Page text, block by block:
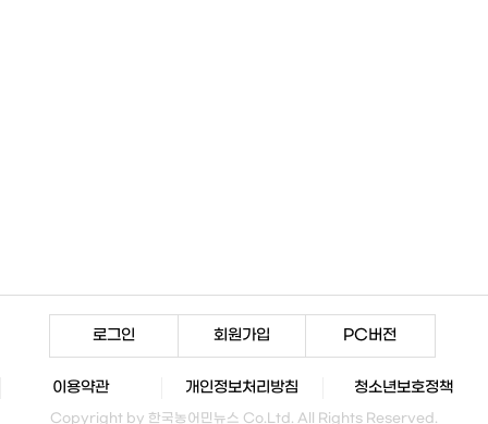
로그인 회원가입 PC버전
이용약관 개인정보처리방침 청소년보호정책
Copyright by 한국농어민뉴스 Co.Ltd. All Rights Reserved.